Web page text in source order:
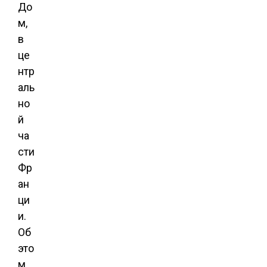
До
м,
в
це
нтр
аль
но
й
ча
сти
Фр
ан
ци
и.
Об
это
м